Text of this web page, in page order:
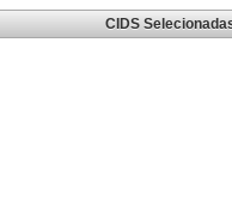
CIDS